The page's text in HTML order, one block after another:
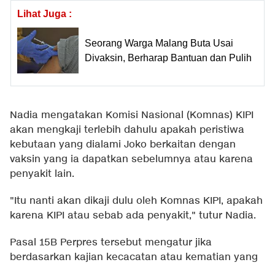
Lihat Juga :
Seorang Warga Malang Buta Usai
Divaksin, Berharap Bantuan dan Pulih
Nadia mengatakan Komisi Nasional (Komnas) KIPI
akan mengkaji terlebih dahulu apakah peristiwa
kebutaan yang dialami Joko berkaitan dengan
vaksin yang ia dapatkan sebelumnya atau karena
penyakit lain.
"Itu nanti akan dikaji dulu oleh Komnas KIPI, apakah
karena KIPI atau sebab ada penyakit," tutur Nadia.
Pasal 15B Perpres tersebut mengatur jika
berdasarkan kajian kecacatan atau kematian yang